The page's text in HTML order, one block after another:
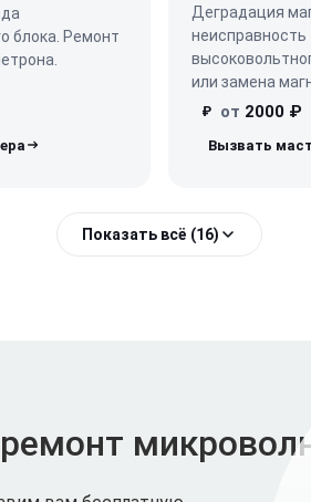
блока. Ремонт
Деградация
неисправность
или замена
₽ от 2000 ₽
Показать всё (16)